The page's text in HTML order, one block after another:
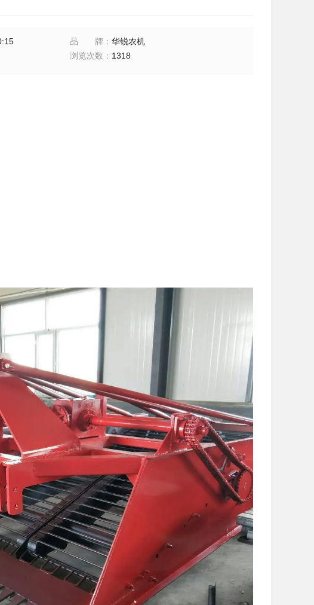
品牌 ：华锐农机
浏览次数 ： 1318